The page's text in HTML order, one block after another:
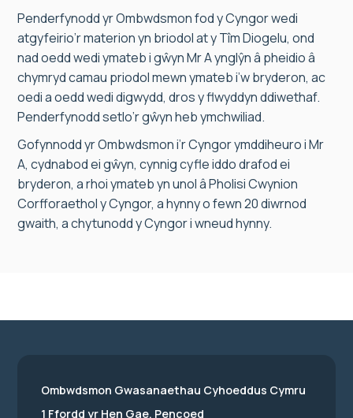
Penderfynodd yr Ombwdsmon fod y Cyngor wedi
atgyfeirio’r materion yn briodol at y Tîm Diogelu, ond
nad oedd wedi ymateb i gŵyn Mr A ynglŷn â pheidio â
chymryd camau priodol mewn ymateb i’w bryderon, ac
oedi a oedd wedi digwydd, dros y flwyddyn ddiwethaf.
Penderfynodd setlo’r gŵyn heb ymchwiliad.
Gofynnodd yr Ombwdsmon i’r Cyngor ymddiheuro i Mr
A, cydnabod ei gŵyn, cynnig cyfle iddo drafod ei
bryderon, a rhoi ymateb yn unol â Pholisi Cwynion
Corfforaethol y Cyngor, a hynny o fewn 20 diwrnod
gwaith, a chytunodd y Cyngor i wneud hynny.
Ombwdsmon Gwasanaethau Cyhoeddus Cymru
1 Ffordd yr Hen Gae, Pencoed